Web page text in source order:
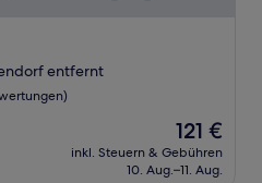
entfernt
Der
Preis
beträgt
121 €
inkl. Steuern & Gebühren
10. Aug.–11. Aug.